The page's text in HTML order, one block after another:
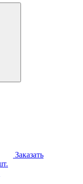
Заказать